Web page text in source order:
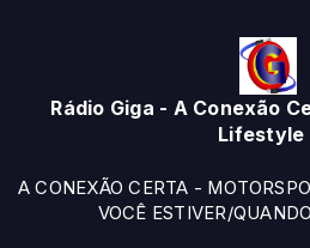
Rádio Giga - A Conexão
Lifestyle
A CONEXÃO CERTA -
VOCÊ ESTIVER/